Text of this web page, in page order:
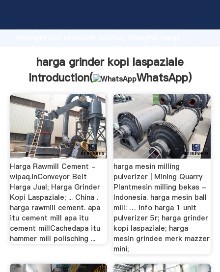
strong production capability, advanced research
bring values to all of customers.
harga grinder kopi laspaziale
Introduction(
WhatsApp)
Harga Rawmill Cement -
wipaq.inConveyor Belt
Harga Jual; Harga Grinder
Kopi Laspaziale; ... China .
harga rawmill cement. apa
itu cement mill apa itu
cement millCachedapa itu
hammer mill polisching ...
harga mesin milling
pulverizer | Mining Quarry
Plantmesin milling bekas -
Indonesia. harga mesin ball
mill: … info harga 1 unit
pulverizer 5r; harga grinder
kopi laspaziale; harga
mesin grindee merk mazzer
mini;